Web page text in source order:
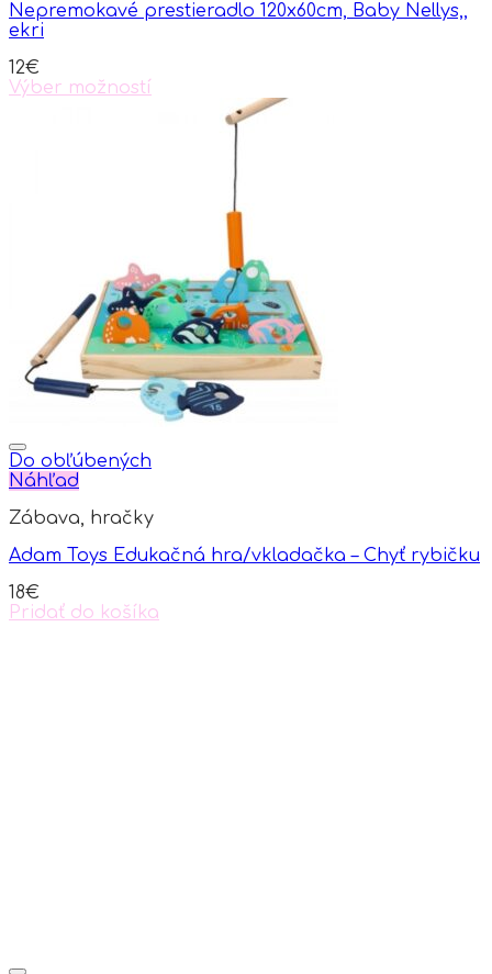
Nepremokavé prestieradlo 120x60cm, Baby Nellys,,
ekri
12€
Výber možností
product
page
Do obľúbených
Náhľad
Zábava, hračky
Adam Toys Edukačná hra/vkladačka – Chyť rybičku
18€
Pridať do košíka